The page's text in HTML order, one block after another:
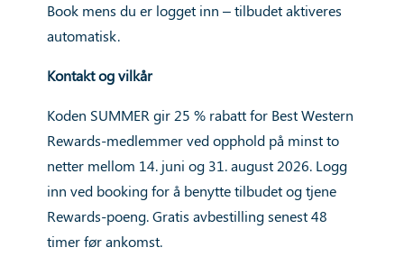
Book mens du er logget inn – tilbudet aktiveres
automatisk.
Kontakt og vilkår
Koden SUMMER gir 25 % rabatt for Best Western
Rewards-medlemmer ved opphold på minst to
netter mellom 14. juni og 31. august 2026. Logg
inn ved booking for å benytte tilbudet og tjene
Rewards-poeng. Gratis avbestilling senest 48
timer før ankomst.